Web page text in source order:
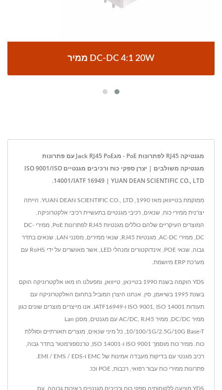
ממיר DC-DC 4:1 20W
מגנטיקה RJ45 לפתרונות PoE - מגJack RJ45 PoE עם פתרונות
מגנטיקה משולבים | יצרן ספקי כוח ורכיבים מגנטיים ISO 9001/ISO
14001/IATF 16949 | YUAN DEAN SCIENTIFIC CO., LTD.
ממוקמת בטייוואן מאז 1990, YUAN DEAN SCIENTIFIC CO., LTD. הייתה
יצרנית ממירי כוח, שנאים, רכיבי מגנטיים בתעשיית רכיבי אלקטרוניקה.
המוצרים העיקריים שלהם כוללים מגנטיות RJ45 לפתרונות PoE, ממירי DC-
DC, ממירי AC-DC, מגנטיות RJ45, שנאי ממירים, מסנני LAN, שנאים בתדר
גבוה, שנאי POE, אינדוקטורים ומנהלי LED, אשר מאושרים על ידי RoHS עם
מערכת ERP מיושמת.
YDS הוקמה בשנת 1990 בטיינאן, טייוואן, ומפעלנו הו מאו אלקטרוניקה הוקם
בשנת 1995 בשיאמן, סין. אנחנו היצרן המוביל בתחום האלקטרוניקה עם
תעודות ISO 9001, ISO 14001 ו-IATF16949. אנו מייצרים מוצרים שונים כגון
ממיר DC/DC, ממיר AC/DC, RJ45 עם מגנטים, מסנן Lan
10/100/1G/2.5G/10G Base-T, כל מיני שנאים, מוצרים תאורתיים וסוללת
כוח. ממיר כוח מוסמך ISO 9001 ו-ISO 14001, טרנספורמטור בתדר גבוה,
פתרונות ממירי כוח עבור רפואי, רכבות, POE וכו'.
YDS מציעה ללקוחותיה ספקי כוח ורכיבים מגנטיים באיכות גבוהה, עם